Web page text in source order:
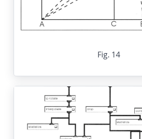
Fig. 14